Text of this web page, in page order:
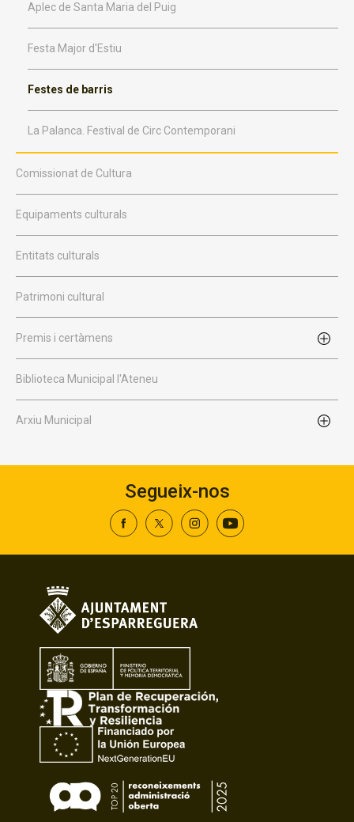
Aplec de Santa Maria del Puig
Festa Major d'Estiu
Festes de barris
La Palanca. Festival de Circ Contemporani
Comissionat de Cultura
Equipaments culturals
Entitats culturals
Patrimoni cultural
Premis i certàmens
Biblioteca Municipal l'Ateneu
Arxiu Municipal
Segueix-nos